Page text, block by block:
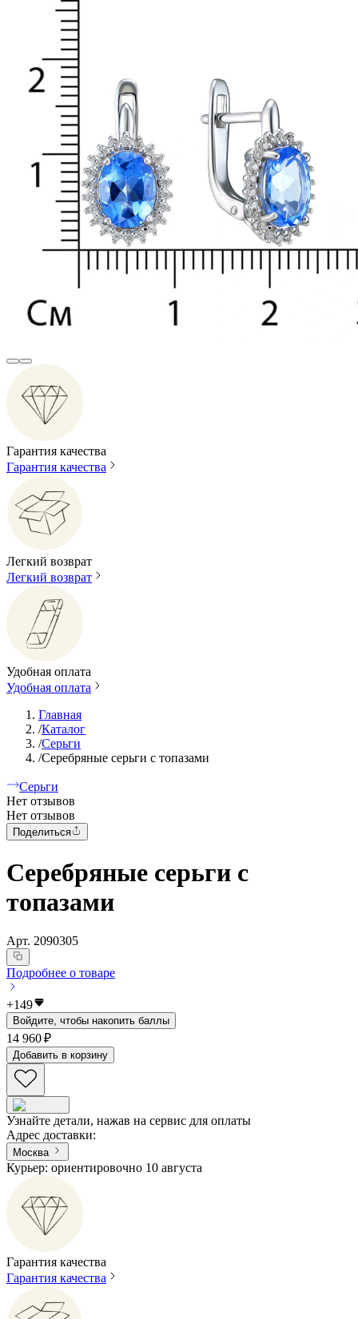
Гарантия качества
Гарантия качества
Легкий возврат
Легкий возврат
Удобная оплата
Удобная оплата
Главная
/Каталог
/Серьги
/Серебряные серьги с топазами
Серьги
Нет отзывов
Нет отзывов
Поделиться
Серебряные серьги с
топазами
Арт. 2090305
Подробнее о товаре
+149
Войдите, чтобы накопить баллы
14 960 ₽
Добавить в корзину
Узнайте детали, нажав на сервис для оплаты
Адрес доставки:
Москва
Курьер: ориентировочно 10 августа
Гарантия качества
Гарантия качества